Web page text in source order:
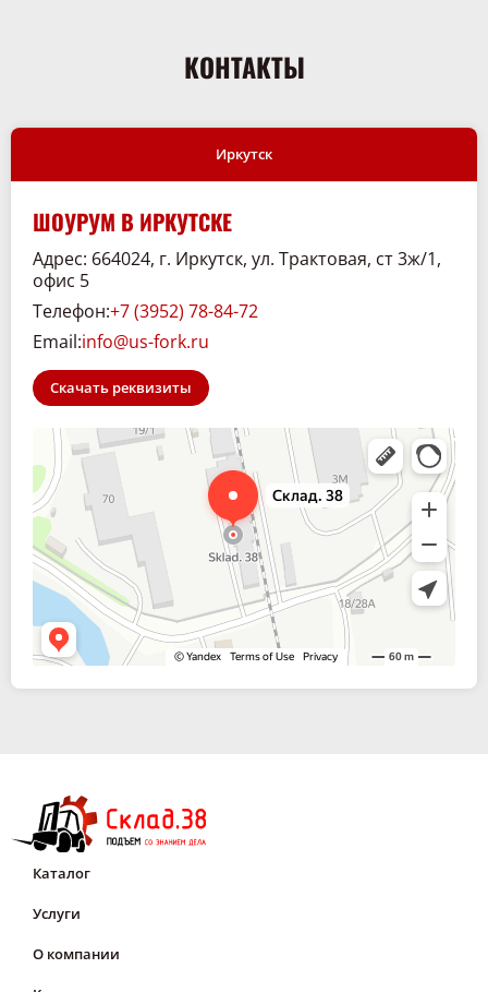
КОНТАКТЫ
Иркутск
ШОУРУМ В ИРКУТСКЕ
Адрес: 664024, г. Иркутск, ул. Трактовая, ст 3ж/1,
офис 5
Телефон:+7 (3952) 78-84-72
Email:info@us-fork.ru
Скачать реквизиты
Склад. 38
Спецтехника и спецавтомобили в Иркутске
Каталог
Услуги
О компании